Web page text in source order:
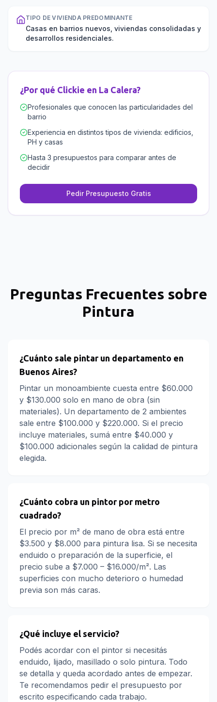
TIPO DE VIVIENDA PREDOMINANTE
Casas en barrios nuevos, viviendas consolidadas y
desarrollos residenciales.
¿Por qué Clickie en La Calera?
Profesionales que conocen las particularidades del
barrio
Experiencia en distintos tipos de vivienda: edificios,
PH y casas
Hasta 3 presupuestos para comparar antes de
decidir
Pedir Presupuesto Gratis
Preguntas Frecuentes sobre
Pintura
¿Cuánto sale pintar un departamento en
Buenos Aires?
Pintar un monoambiente cuesta entre $60.000
y $130.000 solo en mano de obra (sin
materiales). Un departamento de 2 ambientes
sale entre $100.000 y $220.000. Si el precio
incluye materiales, sumá entre $40.000 y
$100.000 adicionales según la calidad de pintura
elegida.
¿Cuánto cobra un pintor por metro
cuadrado?
El precio por m² de mano de obra está entre
$3.500 y $8.000 para pintura lisa. Si se necesita
enduido o preparación de la superficie, el
precio sube a $7.000 – $16.000/m². Las
superficies con mucho deterioro o humedad
previa son más caras.
¿Qué incluye el servicio?
Podés acordar con el pintor si necesitás
enduido, lijado, masillado o solo pintura. Todo
se detalla y queda acordado antes de empezar.
Te recomendamos pedir el presupuesto por
escrito especificando cada trabajo.